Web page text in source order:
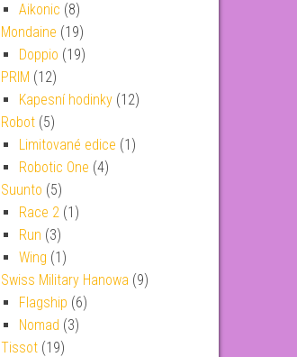
Aikonic (8)
Mondaine (19)
Doppio (19)
PRIM (12)
Kapesní hodinky (12)
Robot (5)
Limitované edice (1)
Robotic One (4)
Suunto (5)
Race 2 (1)
Run (3)
Wing (1)
Swiss Military Hanowa (9)
Flagship (6)
Nomad (3)
Tissot (19)